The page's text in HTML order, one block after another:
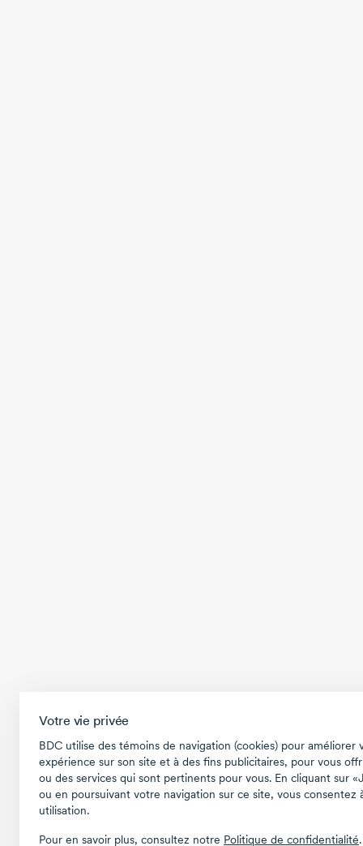
Votre vie privée
BDC utilise des témoins de navigation (cookies) pour améliorer
expérience sur son site et à des fins publicitaires, pour vous
ou des services qui sont pertinents pour vous. En cliquant sur
ou en poursuivant votre navigation sur ce site, vous consentez
utilisation.
Pour en savoir plus, consultez notre Politique de confidentialité.